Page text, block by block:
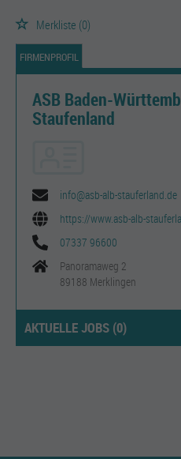
Merkliste (0)
FIRMENPROFIL
ASB Baden-
Staufenland
info@asb-alb-stauferland.de
https://www.asb-alb-
07337 96600
Panoramaweg 2
89188 Merklingen
AKTUELLE JOBS (0)